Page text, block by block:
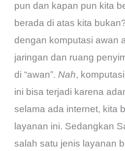
pun dan kapan pun kita
berada di atas kita
dengan komputasi awan
jaringan dan ruang
di “awan”.Nah,
ini bisa terjadi karena
selama ada internet, kita
layanan ini. Sedangkan
salah satu jenis layanan